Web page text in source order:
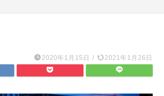
2020年1月15日 / 2021年1月26日